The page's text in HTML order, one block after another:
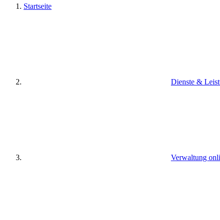
Startseite
Dienste &
Verwaltung